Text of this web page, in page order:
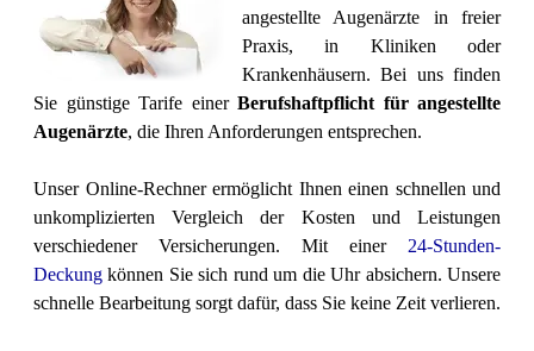
angestellte Augenärzte in freier
Praxis, in Kliniken oder
Krankenhäusern.Bei uns finden
Sie günstige Tarife einer Berufshaftpflicht für angestellte
Augenärzte, die Ihren Anforderungen entsprechen.
Unser Online-Rechner ermöglicht Ihnen einen schnellen und
unkomplizierten Vergleich der Kosten und Leistungen
verschiedener Versicherungen. Mit einer 24-Stunden-
Deckung können Sie sich rund um die Uhr absichern. Unsere
schnelle Bearbeitung sorgt dafür, dass Sie keine Zeit verlieren.